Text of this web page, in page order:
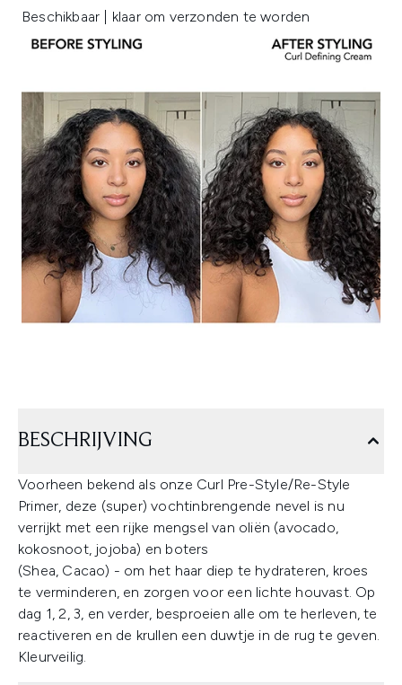
Beschikbaar | klaar om verzonden te worden
BESCHRIJVING
Voorheen bekend als onze Curl Pre-Style/Re-Style
Primer, deze (super) vochtinbrengende nevel is nu
verrijkt met een rijke mengsel van oliën (avocado,
kokosnoot, jojoba) en boters
(Shea, Cacao) - om het haar diep te hydrateren, kroes
te verminderen, en zorgen voor een lichte houvast. Op
dag 1, 2, 3, en verder, besproeien alle om te herleven, te
reactiveren en de krullen een duwtje in de rug te geven.
Kleurveilig.